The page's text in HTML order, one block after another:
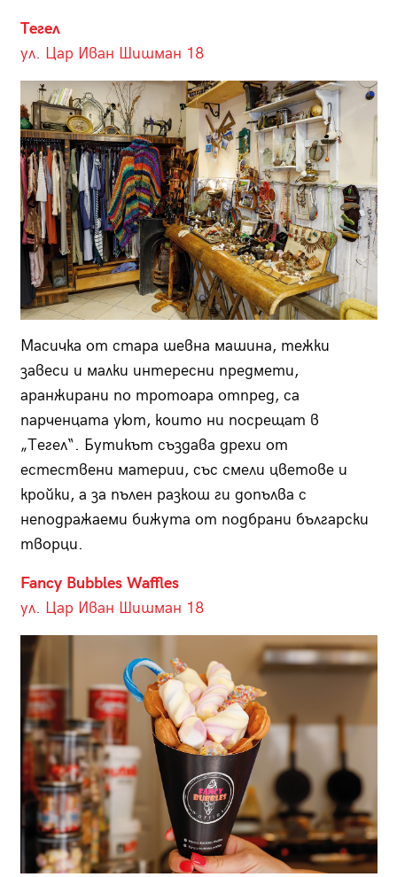
Тегел
ул. Цар Иван Шишман 18
Масичка от стара шевна машина, тежки
завеси и малки интересни предмети,
аранжирани по тротоара отпред, са
парченцата уют, които ни посрещат в
„Тегел“. Бутикът създава дрехи от
естествени материи, със смели цветове и
кройки, а за пълен разкош ги допълва с
неподражаеми бижута от подбрани български
творци.
Fancy Bubbles Waffles
ул. Цар Иван Шишман 18